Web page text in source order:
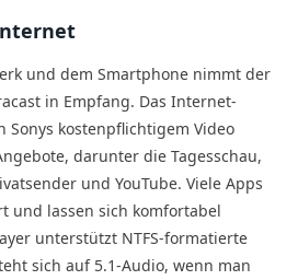
und dem Smartphone nimmt der
in Empfang. Das Internet-
Sonys kostenpflichtigem Video
darunter die Tagesschau,
und YouTube. Viele Apps
und lassen sich komfortabel
unterstützt NTFS-formatierte
sich auf 5.1-Audio, wenn man